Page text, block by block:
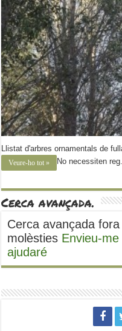
Llistat d'arbres ornamentals de
No necessiten reg.
Veure-ho tot »
Cerca avançada.
Cerca avançada
molèsties Envieu-
ajudaré